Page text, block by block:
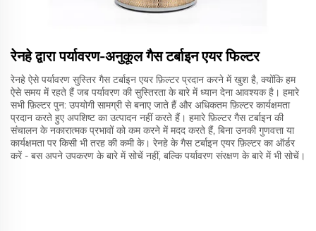
रेनहे द्वारा पर्यावरण-अनुकूल गैस टर्बाइन एयर फिल्टर
रेनहे ऐसे पर्यावरण सुस्तिर गैस टर्बाइन एयर फ़िल्टर प्रदान करने में खुश है, क्योंकि हम
ऐसे समय में रहते हैं जब पर्यावरण की सुस्तिरता के बारे में ध्यान देना आवश्यक है। हमारे
सभी फ़िल्टर पुन: उपयोगी सामग्री से बनाए जाते हैं और अधिकतम फ़िल्टर कार्यक्षमता
प्रदान करते हुए अपशिष्ट का उत्पादन नहीं करते हैं। हमारे फ़िल्टर गैस टर्बाइन की
संचालन के नकारात्मक प्रभावों को कम करने में मदद करते हैं, बिना उनकी गुणवत्ता या
कार्यक्षमता पर किसी भी तरह की कमी के। रेनहे के गैस टर्बाइन एयर फ़िल्टर का ऑर्डर
करें - बस अपने उपकरण के बारे में सोचें नहीं, बल्कि पर्यावरण संरक्षण के बारे में भी सोचें।